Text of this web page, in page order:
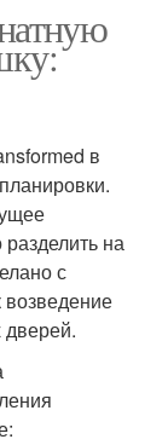
в
на
с
возведение
дверей.